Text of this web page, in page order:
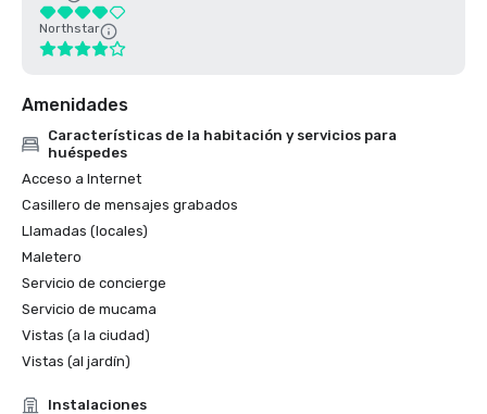
Northstar
Amenidades
Características de la habitación y servicios para
huéspedes
Acceso a Internet
Casillero de mensajes grabados
Llamadas (locales)
Maletero
Servicio de concierge
Servicio de mucama
Vistas (a la ciudad)
Vistas (al jardín)
Instalaciones